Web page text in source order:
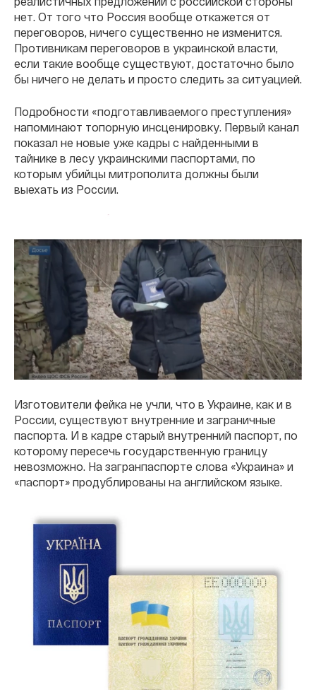
нет. От того что Россия вообще откажется от
переговоров, ничего существенно не изменится.
Противникам переговоров в украинской власти,
если такие вообще существуют, достаточно было
бы ничего не делать и просто следить за ситуацией.
Подробности «подготавливаемого преступления»
напоминают топорную инсценировку. Первый канал
показал не новые уже кадры с найденными в
тайнике в лесу украинскими паспортами, по
которым убийцы митрополита должны были
выехать из России.
Изготовители фейка не учли, что в Украине, как и в
России, существуют внутренние и заграничные
паспорта. И в кадре старый внутренний паспорт, по
которому пересечь государственную границу
невозможно. На загранпаспорте слова «Украина» и
«паспорт» продублированы на английском языке.